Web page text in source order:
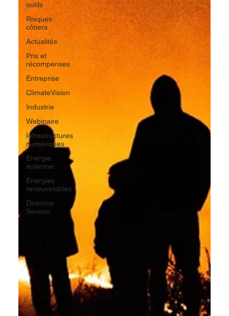
outils
Risques
côtiers
Actualités
Prix et
récompenses
Entreprise
ClimateVision
Industrie
Webinaire
Infrastructures
numériques
Energie
éolienne
Energies
renouvelables
Directive
Seveso